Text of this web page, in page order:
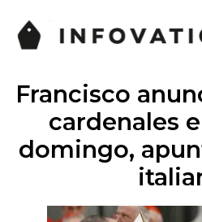
Francisco
cardenales
domingo,